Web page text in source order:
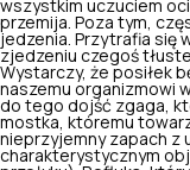
wszystkim uczuciem
przemija. Poza tym,
jedzenia. Przytrafia się
zjedzeniu czegoś
Wystarczy, że posiłek
naszemu organizmowi
do tego dojść zgaga,
mostka, któremu
nieprzyjemny zapach z
charakterystycznym